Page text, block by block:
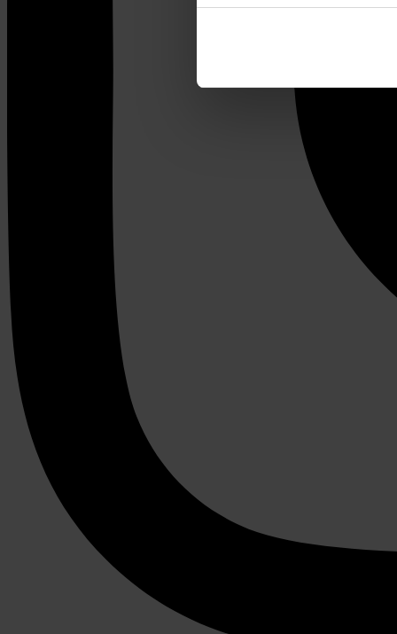
Uw apparaat
Lees meer over hoe uw
We gebruiken cookies om
websiteverkeer te
media, adverteren en
verstrekt of die ze hebben